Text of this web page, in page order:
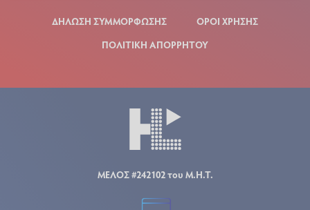
ΔΗΛΩΣΗ ΣΥΜΜΟΡΦΩΣΗΣ
ΟΡΟΙ ΧΡΗΣΗΣ
ΠΟΛΙΤΙΚΗ ΑΠΟΡΡΗΤΟΥ
ΜΕΛΟΣ #242102 του Μ.Η.Τ.